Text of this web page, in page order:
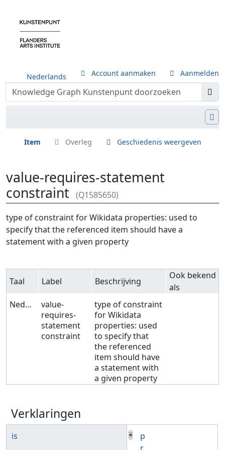
Nederlands Account aanmaken Aanmelden
Item Overleg Geschiedenis weergeven
value-requires-statement
constraint
(Q1585650)
Ga naar:navigatie,zoeken
type of constraint for Wikidata properties: used to
specify that the referenced item should have a
statement with a given property
Taal Label Beschrijving
Ook bekend
als
Nederlands
value-
requires-
statement
constraint
type of constraint
for Wikidata
properties: used
to specify that
the referenced
item should have
a statement with
a given property
Verklaringen
is
p